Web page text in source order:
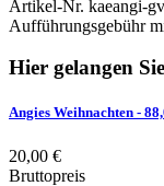
Artikel-Nr. kaeangi-gv
Aufführungsgebühr
Hier gelangen
Angies Weihnachten -
20,00 €
Bruttopreis